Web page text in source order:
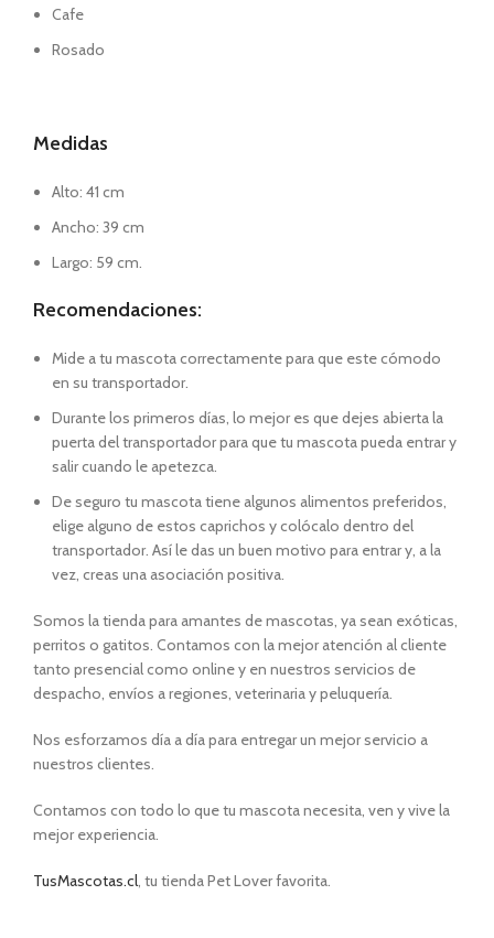
Cafe
Rosado
Medidas
Alto: 41 cm
Ancho: 39 cm
Largo: 59 cm.
Recomendaciones:
Mide a tu mascota correctamente para que este cómodo
en su transportador.
Durante los primeros días, lo mejor es que dejes abierta la
puerta del transportador para que tu mascota pueda entrar y
salir cuando le apetezca.
De seguro tu mascota tiene algunos alimentos preferidos,
elige alguno de estos caprichos y colócalo dentro del
transportador. Así le das un buen motivo para entrar y, a la
vez, creas una asociación positiva.
Somos la tienda para amantes de mascotas, ya sean exóticas,
perritos o gatitos. Contamos con la mejor atención al cliente
tanto presencial como online y en nuestros servicios de
despacho, envíos a regiones, veterinaria y peluquería.
Nos esforzamos día a día para entregar un mejor servicio a
nuestros clientes.
Contamos con todo lo que tu mascota necesita, ven y vive la
mejor experiencia.
TusMascotas.cl, tu tienda Pet Lover favorita.